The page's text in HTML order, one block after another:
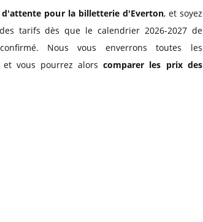
d'attente pour la billetterie d'Everton, et soyez
tarifs dès que le calendrier 2026-2027 de
Nous vous enverrons toutes les
et vous pourrez alorscomparer les prix des